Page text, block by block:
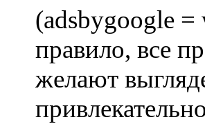
(adsbygoogle
правило, все
желают